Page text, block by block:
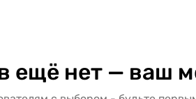
ещё нет — ваш